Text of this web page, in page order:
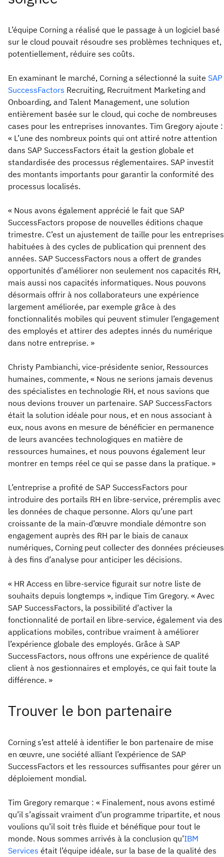
L’équipe Corning a réalisé que le passage à un logiciel basé
sur le cloud pouvait résoudre ses problèmes techniques et,
potentiellement, réduire ses coûts.
En examinant le marché, Corning a sélectionné la suite SAP
SuccessFactors Recruiting, Recruitment Marketing and
Onboarding, and Talent Management, une solution
entièrement basée sur le cloud, qui coche de nombreuses
cases pour les entreprises innovantes. Tim Gregory ajoute :
« L’une des nombreux points qui ont attiré notre attention
dans SAP SuccessFactors était la gestion globale et
standardisée des processus réglementaires. SAP investit
des montants importants pour garantir la conformité des
processus localisés.
« Nous avons également apprécié le fait que SAP
SuccessFactors propose de nouvelles éditions chaque
trimestre. C’est un ajustement de taille pour les entreprises
habituées à des cycles de publication qui prennent des
années. SAP SuccessFactors nous a offert de grandes
opportunités d’améliorer non seulement nos capacités RH,
mais aussi nos capacités informatiques. Nous pouvons
désormais offrir à nos collaborateurs une expérience
largement améliorée, par exemple grâce à des
fonctionnalités mobiles qui peuvent stimuler l’engagement
des employés et attirer des adeptes innés du numérique
dans notre entreprise. »
Christy Pambianchi, vice-présidente senior, Ressources
humaines, commente, « Nous ne serions jamais devenus
des spécialistes en technologie RH, et nous savions que
nous devions trouver un partenaire. SAP SuccessFactors
était la solution idéale pour nous, et en nous associant à
eux, nous avons en mesure de bénéficier en permanence
de leurs avancées technologiques en matière de
ressources humaines, et nous pouvons également leur
montrer en temps réel ce qui se passe dans la pratique. »
L’entreprise a profité de SAP SuccessFactors pour
introduire des portails RH en libre-service, préremplis avec
les données de chaque personne. Alors qu’une part
croissante de la main-d’œuvre mondiale démontre son
engagement auprès des RH par le biais de canaux
numériques, Corning peut collecter des données précieuses
à des fins d’analyse pour anticiper les décisions.
« HR Access en libre-service figurait sur notre liste de
souhaits depuis longtemps », indique Tim Gregory. « Avec
SAP SuccessFactors, la possibilité d’activer la
fonctionnalité de portail en libre-service, également via des
applications mobiles, contribue vraiment à améliorer
l’expérience globale des employés. Grâce à SAP
SuccessFactors, nous offrons une expérience de qualité
client à nos gestionnaires et employés, ce qui fait toute la
différence. »
Trouver le bon partenaire
Corning s’est attelé à identifier le bon partenaire de mise
en œuvre, une société alliant l’expérience de SAP
SuccessFactors et les ressources suffisantes pour gérer un
déploiement mondial.
Tim Gregory remarque : « Finalement, nous avons estimé
qu’il s’agissait vraiment d’un programme tripartite, et nous
voulions qu’il soit très fluide et bénéfique pour tout le
monde. Nous sommes arrivés à la conclusion qu’IBM
Services était l’équipe idéale, sur la base de la qualité des